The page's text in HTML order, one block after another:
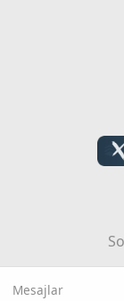
Mesajlar